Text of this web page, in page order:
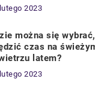
2023
można się
czas na
latem?
2023